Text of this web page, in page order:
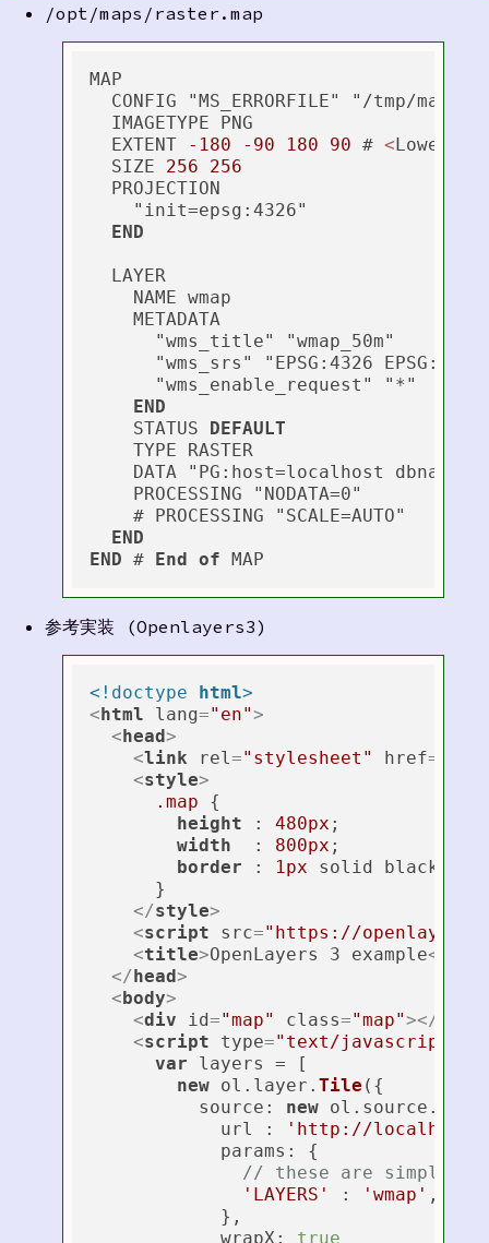
/opt/maps/raster.map
MAP
CONFIG "MS_ERRORFILE" "/tmp/
  IMAGETYPE PNG
  EXTENT
-180 -90 180 90 # <Lower
  SIZE
256
256
  PROJECTION
    "init=epsg:4326"
END
  LAYER
    NAME wmap
    METADATA
      "wms_title" "wmap_50m"
"wms_srs" "EPSG:4326
      "wms_enable_request" "*"
END
    STATUS
DEFAULT
    TYPE RASTER
DATA "PG:host=localhost
    PROCESSING "NODATA=0"
    # PROCESSING "SCALE=AUTO"
END
END # End of
参考実装 (Openlayers3)
<!doctype html>
<html lang="en">
<head>
<link rel ="stylesheet" href=
<style>
.map {
height : 480px ;
width
  :
800px ;
border : 1px solid black;
      }
</style>
<script src="https://
<title>OpenLayers 3 example</
</head>
<body>
<div id="map" class="map"></
<script type="text/javascript"
var layers = [
new ol. layer . Tile ({
source : new ol. source .
            url :
'http://
params : {
// these are simply
'LAYERS'
: 'wmap' ,
            },
wrapX : true